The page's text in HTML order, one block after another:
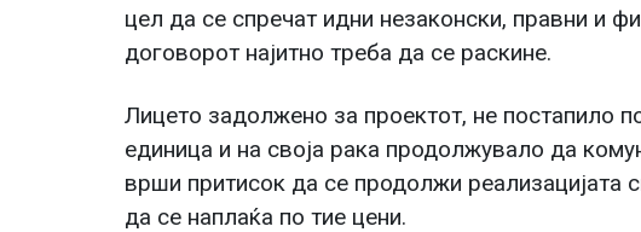
цел да се спречат идни незаконски, правни и
договорот најитно треба да се раскине.
Лицето задолжено за проектот, не постапило
единица и на своја рака продолжувало да
врши притисок да се продолжи реализацијата
да се наплаќа по тие цени.